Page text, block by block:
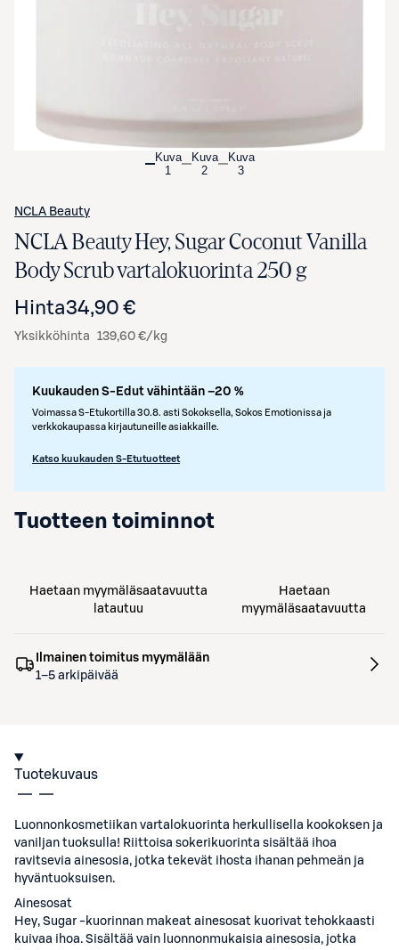
Kuva
1
Kuva
2
Kuva
3
NCLA Beauty
NCLA Beauty Hey, Sugar Coconut Vanilla
Body Scrub vartalokuorinta 250 g
Hinta34,90 €
Yksikköhinta 139,60 €/kg
Kuukauden S-Edut vähintään –20 %
Voimassa S-Etukortilla 30.8. asti Sokoksella, Sokos Emotionissa ja
verkkokaupassa kirjautuneille asiakkaille.
Katso kuukauden S-Etutuotteet
Tuotteen toiminnot
Haetaan myymäläsaatavuutta
latautuu
Haetaan
myymäläsaatavuutta
Ilmainen toimitus myymälään
1–5 arkipäivää
Tuotekuvaus
Luonnonkosmetiikan vartalokuorinta herkullisella kookoksen ja
vaniljan tuoksulla! Riittoisa sokerikuorinta sisältää ihoa
ravitsevia ainesosia, jotka tekevät ihosta ihanan pehmeän ja
hyväntuoksuisen.
Ainesosat
Hey, Sugar -kuorinnan makeat ainesosat kuorivat tehokkaasti
kuivaa ihoa. Sisältää vain luonnonmukaisia ainesosia, jotka